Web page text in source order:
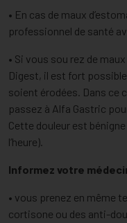
• En cas de maux
professionnel de santé
• Si vous sou rez de
Digest, il est fort
soient érodées. Dans ce
passez à Alfa Gastric
Cette douleur est
l’heure).
Informez votre
• vous prenez en même
cortisone ou des anti-